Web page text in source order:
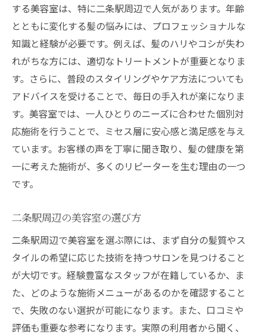
施術前に確認すべきポイント
口コミや評判の活用方法
ミセスに特化したメニューの探し方
二条駅周辺の美容室がミセスに提供する特別な
体験
贅沢な時間を過ごせるプライベート空間
ミセスに人気のリラクゼーションメニュー
髪質に合わせたカスタマイズトリートメン
ト
ミセスに最適なスタイル提案
ミセスが求める美容室での癒しとリフレッシュ
日常のストレスを忘れさせる施術
心身ともにリフレッシュできる空間
ミセスに特化したリラックスメニュー
美容室での癒しの時間の大切さ
する美容室は、特に二条駅周辺で人気があります。年齢
とともに変化する髪の悩みには、プロフェッショナルな
知識と経験が必要です。例えば、髪のハリやコシが失わ
れがちな方には、適切なトリートメントが重要となりま
す。さらに、普段のスタイリングやケア方法についても
アドバイスを受けることで、毎日の手入れが楽になりま
す。美容室では、一人ひとりのニーズに合わせた個別対
応施術を行うことで、ミセス層に安心感と満足感を与え
ています。お客様の声を丁寧に聞き取り、髪の健康を第
一に考えた施術が、多くのリピーターを生む理由の一つ
です。
二条駅周辺の美容室の選び方
二条駅周辺で美容室を選ぶ際には、まず自分の髪質やス
タイルの希望に応じた技術を持つサロンを見つけること
が大切です。経験豊富なスタッフが在籍しているか、ま
た、どのような施術メニューがあるのかを確認すること
で、失敗のない選択が可能になります。また、口コミや
評価も重要な参考になります。実際の利用者から聞く、